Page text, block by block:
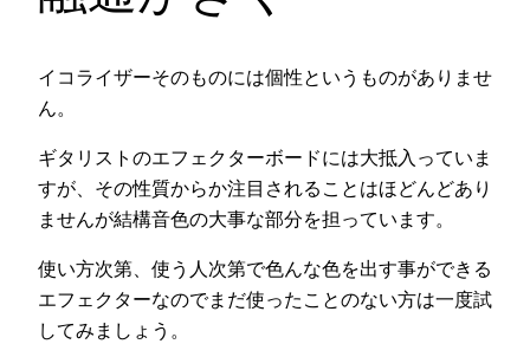
イコライザーそのものには個性というものがありませ
ん。
ギタリストのエフェクターボードには大抵入っていま
すが、その性質からか注目されることはほどんどあり
ませんが結構音色の大事な部分を担っています。
使い方次第、使う人次第で色んな色を出す事ができる
エフェクターなのでまだ使ったことのない方は一度試
してみましょう。